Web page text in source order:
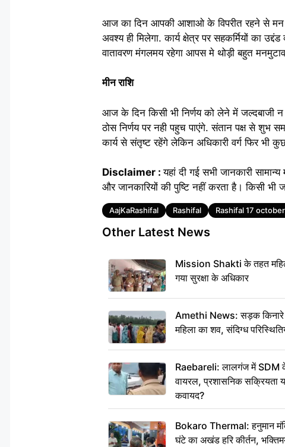
आज का दिन आपकी आशाओ के विपरीत रहने से मन
अवश्य ही मिलेगा. कार्य क्षेत्र पर सहकर्मियों का
वातावरण मंगलमय रहेगा आपस मे थोड़ी बहुत मनमुटाव
मीन राशि
आज के दिन किसी भी निर्णय को लेने में
ठोस निर्णय पर नही पहुच पाएंगे. संतान पक्ष से शुभ
कार्य से संतृष्ट रहेंगे लेकिन अधिकारी वर्ग फिर भी
Disclaimer :यहां दी गई सभी जानकारी
और जानकारियों की पुष्टि नहीं करता है। किसी
Tags
AajKaRashifal Rashifal Rashifal 17
Other Latest News
Mission Shakti के तहत
गया सुरक्षा के अधिकार
Amethi News: सड़क किनारे
महिला का शव, संदिग्ध
Raebareli: लालगंज में SDM के
वायरल, प्रशासनिक सक्रियता
कवायद?
Bokaro Thermal: हनुमान
घंटे का अखंड हरि कीर्तन,